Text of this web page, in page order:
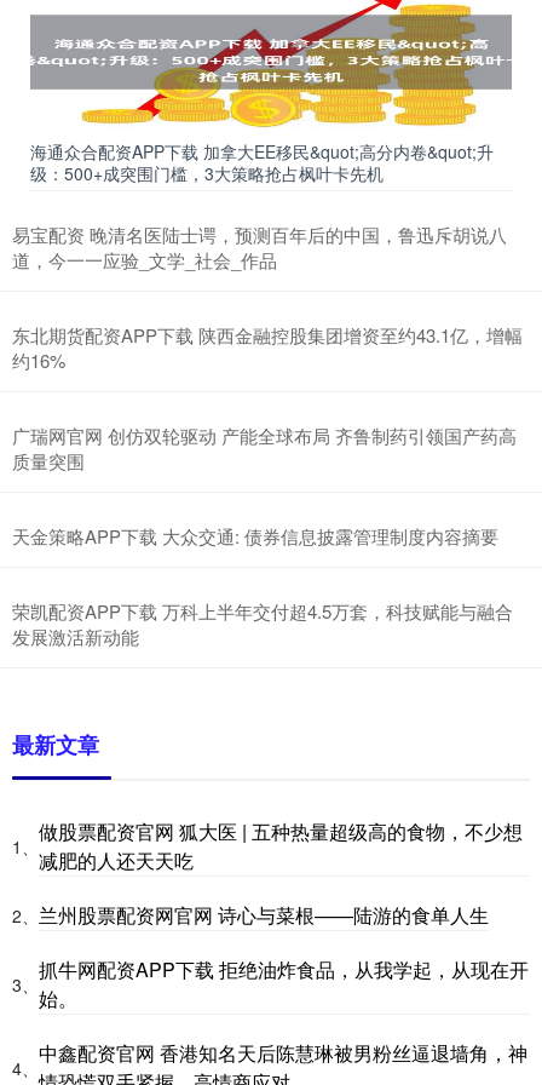
海通众合配资APP下载 加拿大EE移民&quot;高分内卷&quot;升
级：500+成突围门槛，3大策略抢占枫叶卡先机
易宝配资 晚清名医陆士谔，预测百年后的中国，鲁迅斥胡说八
道，今一一应验_文学_社会_作品
东北期货配资APP下载 陕西金融控股集团增资至约43.1亿，增幅
约16%
广瑞网官网 创仿双轮驱动 产能全球布局 齐鲁制药引领国产药高
质量突围
天金策略APP下载 大众交通: 债券信息披露管理制度内容摘要
荣凯配资APP下载 万科上半年交付超4.5万套，科技赋能与融合
发展激活新动能
最新文章
1、
做股票配资官网 狐大医 | 五种热量超级高的食物，不少想
减肥的人还天天吃
2、 兰州股票配资网官网 诗心与菜根——陆游的食单人生
3、
抓牛网配资APP下载 拒绝油炸食品，从我学起，从现在开
始。
4、
中鑫配资官网 香港知名天后陈慧琳被男粉丝逼退墙角，神